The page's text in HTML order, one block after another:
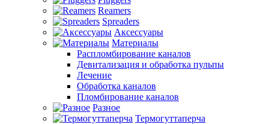
Reamers
Spreaders
Аксессуары
Материалы
Распломбирование каналов
Девитализация и обработка пульпы
Лечение
Обработка каналов
Пломбирование каналов
Разное
Термогуттаперча